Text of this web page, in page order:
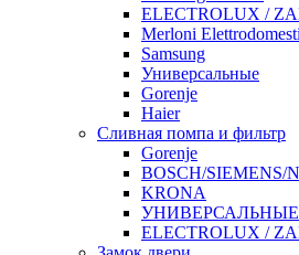
ELECTROLUX /
Merloni
Samsung
Универсальные
Gorenje
Haier
Сливная помпа и фильтр
Gorenje
BOSCH/SIEMENS/
KRONA
УНИВЕРСАЛЬНЫЕ
ELECTROLUX /